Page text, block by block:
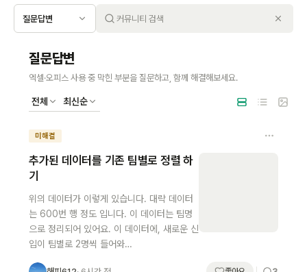
질문답변
질문답변
엑셀·오피스 사용 중 막힌 부분을 질문하고, 함께 해결해보세요.
전체 최신순
미해결
추가된 데이터를 기존 팀별로 정렬 하
기
위의 데이터가 이렇게 있습니다. 대략 데이터
는 600번 행 정도 입니다. 이 데이터는 팀명
으로 정리되어 있어요. 이 데이터에, 새로운 신
입이 팀별로 2명씩 들어와…